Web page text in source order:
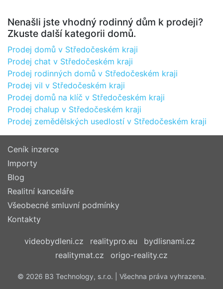
Nenašli jste vhodný rodinný dům k prodeji?
Zkuste další kategorii domů.
Prodej domů v Středočeském kraji
Prodej chat v Středočeském kraji
Prodej rodinných domů v Středočeském kraji
Prodej vil v Středočeském kraji
Prodej domů na klíč v Středočeském kraji
Prodej chalup v Středočeském kraji
Prodej zemědělských usedlostí v Středočeském kraji
Ceník inzerce
Importy
Blog
Realitní kanceláře
Všeobecné smluvní podmínky
Kontakty
videobydleni.cz realitypro.eu
bydlisnami.cz
realitymat.cz
origo-reality.cz
© 2026 B3 Technology, s.r.o. | Všechna práva vyhrazena.